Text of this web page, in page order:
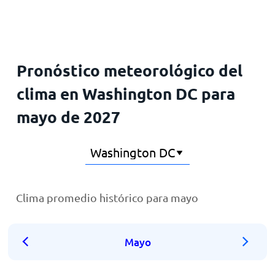
Pronóstico meteorológico del
clima en Washington DC para
mayo de 2027
Clima promedio histórico para mayo
Mayo